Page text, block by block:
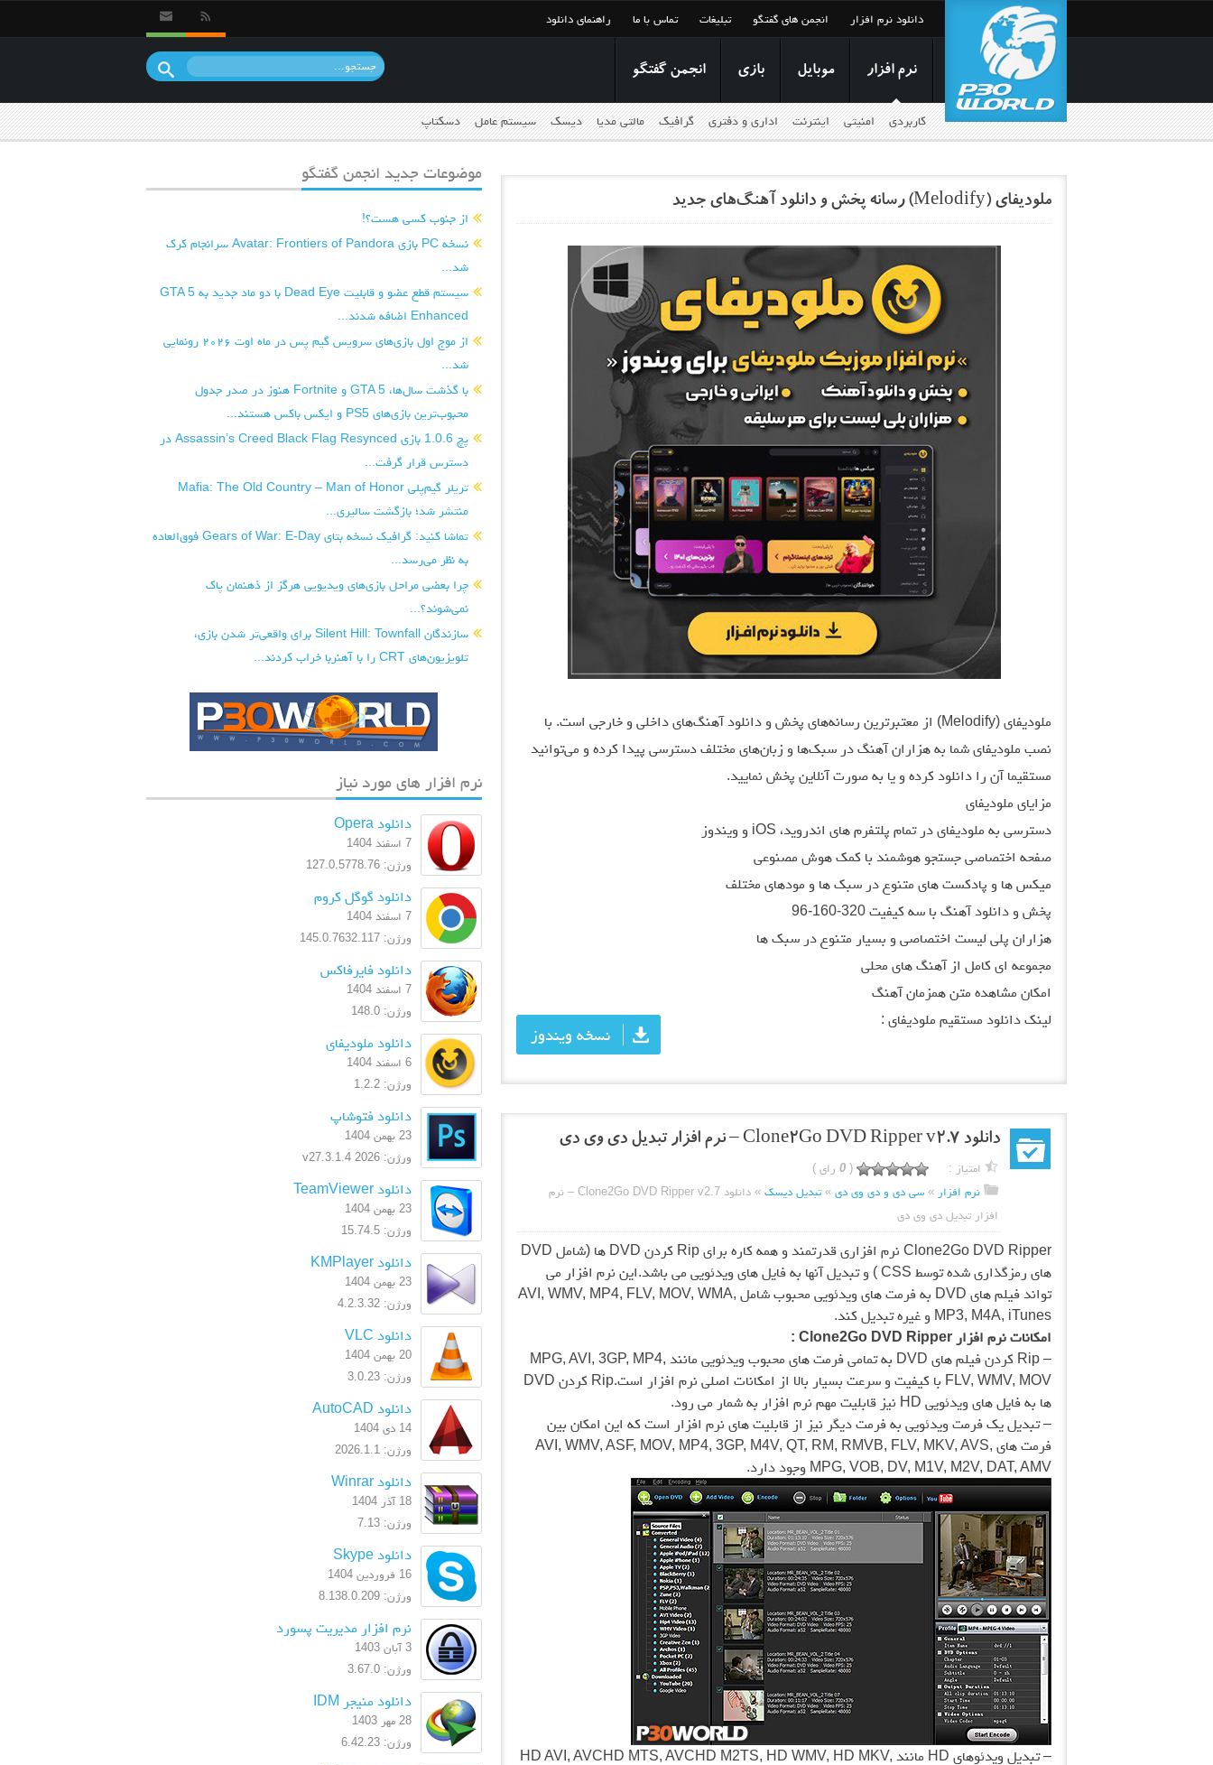
دانلود نرم افزار انجمن های گفتگو تبلیغات تماس با ما راهنمای دانلود
نرم افزار
کاربردی امنیتی اینترنت اداری و دفتری گرافیک مالتی مدیا دیسک سیستم عامل دسکتاپ
موبایل بازی انجمن گفتگو
ملودیفای (Melodify) رسانه پخش و دانلود آهنگ‌های جدید
ملودیفای (Melodify) از معتبرترین رسانه‌های پخش و دانلود آهنگ‌های داخلی و خارجی است. با
نصب ملودیفای شما به هزاران آهنگ در سبک‌ها و زبان‌های مختلف دسترسی پیدا کرده و می‌توانید
مستقیما آن را دانلود کرده و یا به صورت آنلاین پخش نمایید.
مزایای ملودیفای
دسترسی به ملودیفای در تمام پلتفرم های اندروید، iOS و ویندوز
صفحه اختصاصی جستجو هوشمند با کمک هوش مصنوعی
میکس ها و پادکست های متنوع در سبک ها و مودهای مختلف
پخش و دانلود آهنگ با سه کیفیت 320-160-96
هزاران پلی لیست اختصاصی و بسیار متنوع در سبک ها
مجموعه ای کامل از آهنگ های محلی
امکان مشاهده متن همزمان آهنگ
لینک دانلود مستقیم ملودیفای :
نسخه ویندوز
دانلود Clone2Go DVD Ripper v2.7 – نرم افزار تبدیل دی وی دی
امتیاز : (
0رای )
نرم افزار » سی دی و دی وی دی»تبدیل دیسک»
دانلود Clone2Go DVD Ripper v2.7 – نرم
افزار تبدیل دی وی دی
Clone2Go DVD Ripper نرم افزاری قدرتمند و همه کاره برای Rip کردن DVD ها (شامل DVD
های رمزگذاری شده توسط CSS ) و تبدیل آنها به فایل های ویدئویی می باشد.این نرم افزار می
تواند فیلم های DVD به فرمت های ویدئویی محبوب شامل AVI, WMV, MP4, FLV, MOV, WMA,
MP3, M4A, iTunes و غیره تبدیل کند.
امکانات نرم افزار
– Rip کردن فیلم های DVD به تمامی فرمت های محبوب ویدئویی مانند MPG, AVI, 3GP, MP4,
FLV, WMV, MOV با کیفیت و سرعت بسیار بالا از امکانات اصلی نرم افزار است.Rip کردن DVD
ها به فایل های ویدئویی HD نیز قابلیت مهم نرم افزار به شمار می رود.
– تبدیل یک فرمت ویدئویی به فرمت دیگر نیز از قابلیت های نرم افزار است که این امکان بین
فرمت های AVI, WMV, ASF, MOV, MP4, 3GP, M4V, QT, RM, RMVB, FLV, MKV, AVS,
MPG, VOB, DV, M1V, M2V, DAT, AMV وجود دارد.
– تبدیل ویدئوهای HD مانند HD AVI, AVCHD MTS, AVCHD M2TS, HD WMV, HD MKV,
موضوعات جدید انجمن گفتگو
از جنوب کسی هست؟!
نسخه PC بازی Avatar: Frontiers of Pandora سرانجام کرک
شد...
سیستم قطع عضو و قابلیت Dead Eye با دو ماد جدید به GTA 5
Enhanced اضافه شدند...
از موج اول بازی‌های سرویس گیم پس در ماه اوت ۲۰۲۶ رونمایی
شد...
با گذشت سال‌ها، GTA 5 و Fortnite هنوز در صدر جدول
محبوب‌ترین بازی‌های PS5 و ایکس باکس هستند...
پچ 1.0.6 بازی Assassin’s Creed Black Flag Resynced در
دسترس قرار گرفت...
تریلر گیم‌پلی Mafia: The Old Country – Man of Honor
منتشر شد؛ بازگشت سالیری...
تماشا کنید: گرافیک نسخه بتای Gears of War: E-Day فوق‌العاده
به نظر می‌رسد...
چرا بعضی مراحل بازی‌های ویدیویی هرگز از ذهنمان پاک
نمی‌شوند؟...
سازندگان Silent Hill: Townfall برای واقعی‌تر شدن بازی،
تلویزیون‌های CRT را با آهنربا خراب کردند...
نرم افزار های مورد نیاز
دانلود Opera
7 اسفند 1404
ورژن: 127.0.5778.76
دانلود گوگل کروم
7 اسفند 1404
ورژن: 145.0.7632.117
دانلود فایرفاکس
7 اسفند 1404
ورژن: 148.0
دانلود ملودیفای
6 اسفند 1404
ورژن: 1.2.2
دانلود فتوشاپ
23 بهمن 1404
ورژن: 2026 v27.3.1.4
دانلود TeamViewer
23 بهمن 1404
ورژن: 15.74.5
دانلود KMPlayer
23 بهمن 1404
ورژن: 4.2.3.32
دانلود VLC
20 بهمن 1404
ورژن: 3.0.23
دانلود AutoCAD
14 دی 1404
ورژن: 2026.1.1
دانلود Winrar
18 آذر 1404
ورژن: 7.13
دانلود Skype
16 فروردین 1404
ورژن: 8.138.0.209
نرم افزار مدیریت پسورد
3 آبان 1403
ورژن: 3.67.0
دانلود منیجر IDM
28 مهر 1403
ورژن: 6.42.23